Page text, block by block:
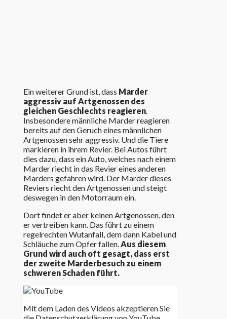
Ein weiterer Grund ist, dass Marder
aggressiv auf Artgenossen des
gleichen Geschlechts reagieren.
Insbesondere männliche Marder reagieren
bereits auf den Geruch eines männlichen
Artgenossen sehr aggressiv. Und die Tiere
markieren in ihrem Revier. Bei Autos führt
dies dazu, dass ein Auto, welches nach einem
Marder riecht in das Revier eines anderen
Marders gefahren wird. Der Marder dieses
Reviers riecht den Artgenossen und steigt
deswegen in den Motorraum ein.
Dort findet er aber keinen Artgenossen, den
er vertreiben kann. Das führt zu einem
regelrechten Wutanfall, dem dann Kabel und
Schläuche zum Opfer fallen.Aus diesem
Grund wird auch oft gesagt, dass erst
der zweite Marderbesuch zu einem
schweren Schaden führt.
Mit dem Laden des Videos akzeptieren Sie